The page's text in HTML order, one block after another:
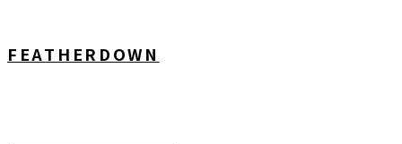
FEATHERDOWN